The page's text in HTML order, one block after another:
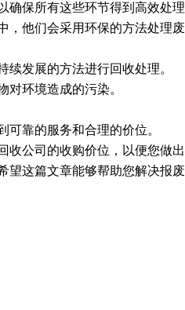
保所有这些环节得到高效处理
他们会采用环保的方法处理
发展的方法进行回收处理。
环境造成的污染。
靠的服务和合理的价位。
公司的收购价位，以便您做出
这篇文章能够帮助您解决报废